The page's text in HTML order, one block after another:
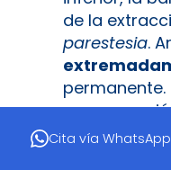
Cita vía WhatsApp
de la
parestesia.
permanente.
esa
se resuelve
conforme el